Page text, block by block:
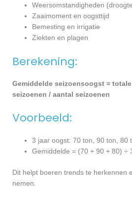
Weersomstandigheden
Zaaimoment en oogsttijd
Bemesting en irrigatie
Ziekten en plagen
Berekening:
Gemiddelde seizoensoogst =
seizoenen / aantal seizoenen
Voorbeeld:
3 jaar oogst: 70 ton, 90 ton, 80
Gemiddelde = (70 + 90 + 80) ÷
Dit helpt boeren trends te herkennen
nemen.